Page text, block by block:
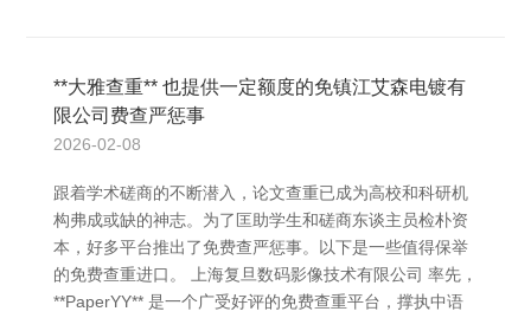
**大雅查重** 也提供一定额度的免镇江艾森电镀有
限公司费查严惩事
2026-02-08
跟着学术磋商的不断潜入，论文查重已成为高校和科研机
构弗成或缺的神志。为了匡助学生和磋商东谈主员检朴资
本，好多平台推出了免费查严惩事。以下是一些值得保举
的免费查重进口。 上海复旦数码影像技术有限公司 率先，
**PaperYY** 是一个广受好评的免费查重平台，撑执中语